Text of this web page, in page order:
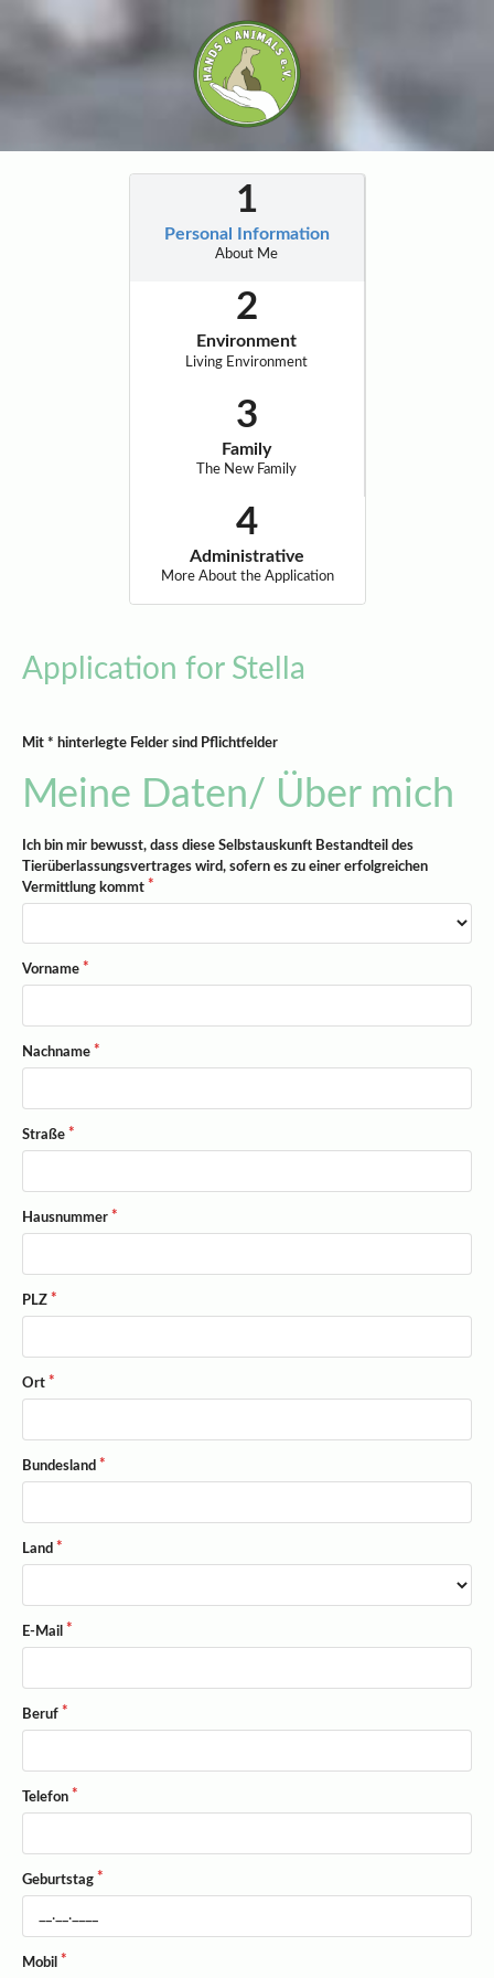
Personal Information
About Me
Environment
Living Environment
Family
The New Family
Administrative
More About the Application
Application for Stella
Mit * hinterlegte Felder sind Pflichtfelder
Meine Daten/ Über mich
Ich bin mir bewusst, dass diese Selbstauskunft Bestandteil des
Tierüberlassungsvertrages wird, sofern es zu einer erfolgreichen
Vermittlung kommt
Vorname
Nachname
Straße
Hausnummer
PLZ
Ort
Bundesland
Land
E-Mail
Beruf
Telefon
Geburtstag
Mobil